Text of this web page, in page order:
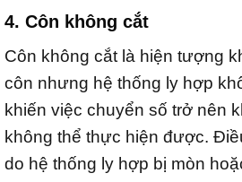
4. Côn không cắt
Côn không cắt là hiện tượng
côn nhưng hệ thống ly hợp
khiến việc chuyển số trở nên
không thể thực hiện được.
do hệ thống ly hợp bị mòn